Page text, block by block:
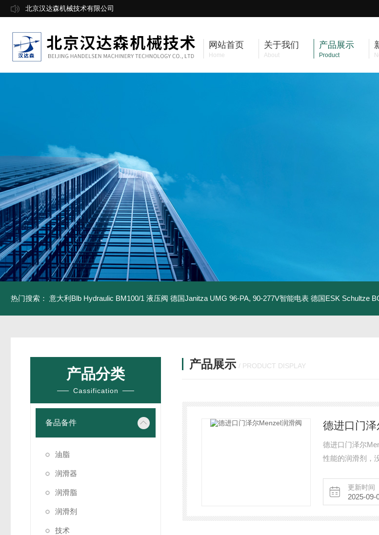
北京汉达森机械技术有限公司
网站首页
Home
关于我们
About
产品展示
Product
热门搜索： 意大利Blb Hydraulic BM100/1 液压阀 德国Janitza UMG 96-PA, 90-277V智能电表 德国ESK Schultze BOS2-R-80F
产品分类
Cassification
备品备件
油脂
润滑器
润滑脂
润滑剂
技术
产品展示 / PRODUCT DISPLAY
德进口门
德进口门泽尔
性能的润滑剂，
工。基于可生物
更新时间
2025-09-